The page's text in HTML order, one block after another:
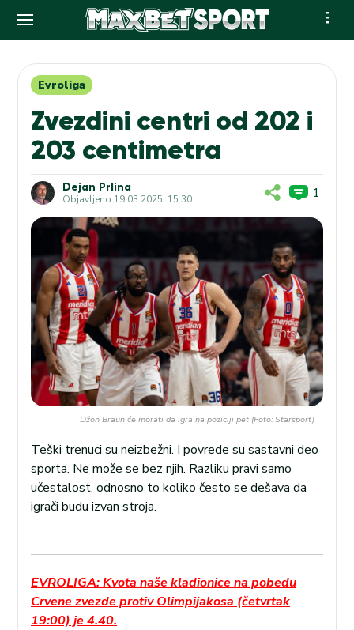
contentEvroliga
Zvezdini centri od 202 i
203 centimetra
Dejan Prlina
Objavljeno 19.03.2025. 15:30 1
Džon Braun će morati da igra na poziciji pet (Foto: Starsport)
Teški trenuci su neizbežni. I povrede su sastavni deo
sporta. Ne može se bez njih. Razliku pravi samo
učestalost, odnosno to koliko često se dešava da
igrači budu izvan stroja.
EVROLIGA: Kvota naše kladionice na pobedu
Crvene zvezde protiv Olimpijakosa (četvrtak
19:00) je 4.40.